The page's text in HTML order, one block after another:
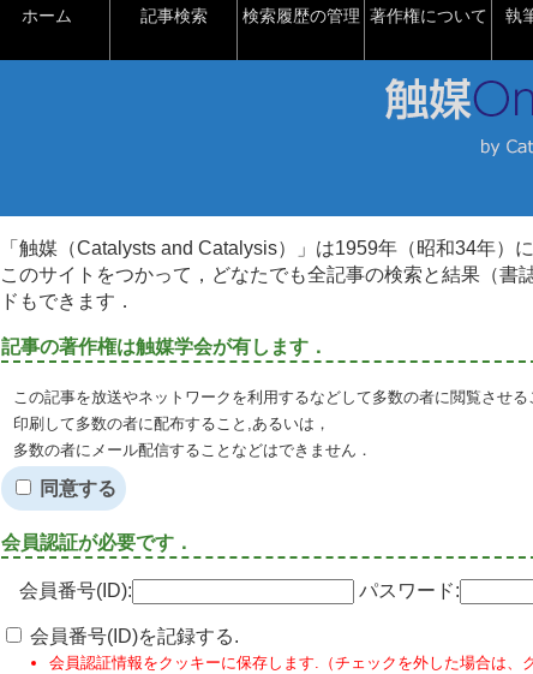
ホーム 記事検索 検索履歴の管理 著作権について 執
「触媒（Catalysts and Catalysis）」は1959年（昭和34年）
このサイトをつかって，どなたでも全記事の検索と結果（
ドもできます．
記事の著作権は触媒学会が有します．
この記事を放送やネットワークを利用するなどして多数の者に閲覧させる
印刷して多数の者に配布すること,あるいは，
多数の者にメール配信することなどはできません．
同意する
会員認証が必要です．
会員番号(ID): パスワード:
会員番号(ID)を記録する.
会員認証情報をクッキーに保存します.（チェックを外した場合は、